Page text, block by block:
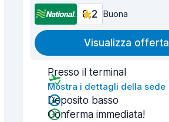
8,2 Buona
Visualizza offerta
Presso il terminal
Mostra i dettagli della sede
Deposito basso
Conferma immediata!